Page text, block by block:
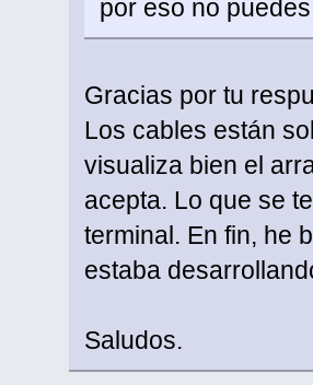
por eso no
Gracias por tu
Los cables están
visualiza bien el
acepta. Lo que se
terminal. En fin, he
estaba
Saludos.